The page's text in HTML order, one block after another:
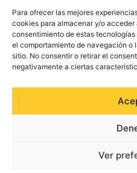
Para ofrecer las mejores
cookies para almacenar y/o
consentimiento de estas
el comportamiento de navegación
sitio. No consentir o retirar el
negativamente a ciertas
Ver
Sistemas de
Seguridad
Desarrollo de
software y
Inteligencia
Canal
y de